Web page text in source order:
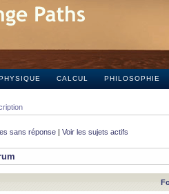
CALCUL PHILOSOPHIE
sans réponse | Voir les sujets actifs